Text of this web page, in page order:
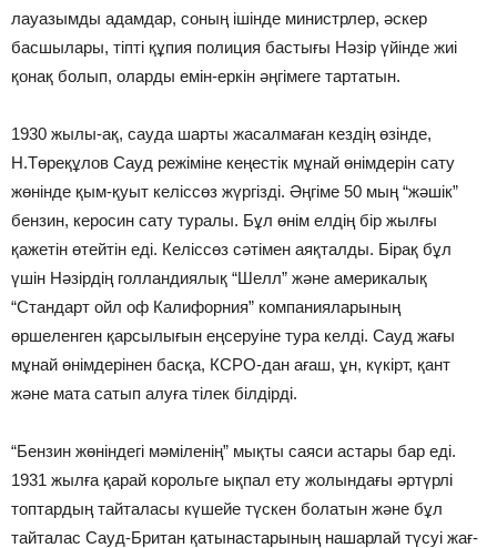
лауазымды адамдар, соның ішінде министрлер, әскер
басшылары, тіпті құпия полиция бастығы Нәзір үйінде жиі
қонақ болып, оларды емін-еркін әңгімеге тартатын.
1930 жылы-ақ, сауда шарты жасалмаған кездің өзінде,
Н.Төреқұлов Сауд режіміне кеңестік мұнай өнімдерін сату
жөнінде қым-қуыт келіссөз жүргізді. Әңгіме 50 мың “жәшік”
бензин, керосин сату туралы. Бұл өнім елдің бір жылғы
қажетін өтейтін еді. Келіссөз сәтімен аяқталды. Бірақ бұл
үшін Нәзірдің голландиялық “Шелл” және америкалық
“Стандарт ойл оф Калифорния” компанияларының
өршеленген қарсылығын еңсеруіне тура келді. Сауд жағы
мұнай өнімдерінен басқа, КСРО-дан ағаш, ұн, күкірт, қант
және мата сатып алуға тілек білдірді.
“Бензин жөніндегі мәміленің” мықты саяси астары бар еді.
1931 жылға қарай корольге ықпал ету жолындағы әртүрлі
топтардың тайталасы күшейе түскен болатын және бұл
тайталас Сауд-Британ қатынастарының нашарлай түсуі жағ­